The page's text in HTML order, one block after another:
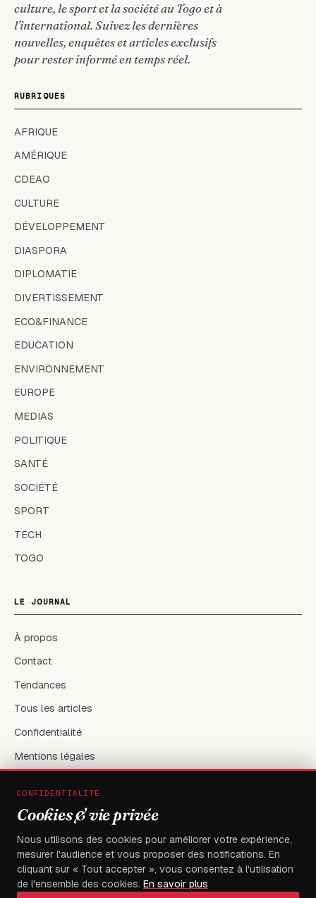
culture, le sport et la société au Togo et à
l’international. Suivez les dernières
nouvelles, enquêtes et articles exclusifs
pour rester informé en temps réel.
RUBRIQUES
AFRIQUE
AMÉRIQUE
CDEAO
CULTURE
DÉVELOPPEMENT
DIASPORA
DIPLOMATIE
DIVERTISSEMENT
ECO&FINANCE
EDUCATION
ENVIRONNEMENT
EUROPE
MEDIAS
POLITIQUE
SANTÉ
SOCIÉTÉ
SPORT
TECH
TOGO
LE JOURNAL
À propos
Contact
Tendances
Tous les articles
Confidentialité
Mentions légales
X / Twitter
flambeaudesdemocrates@gmail.com
CONFIDENTIALITÉ
Cookies & vie privée
Nous utilisons des cookies pour améliorer votre expérience,
mesurer l'audience et vous proposer des notifications. En
cliquant sur « Tout accepter », vous consentez à l'utilisation
de l'ensemble des cookies. En savoir plus